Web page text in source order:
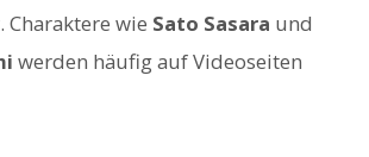
Charaktere wie Sato Sasara und
werden häufig auf Videoseiten